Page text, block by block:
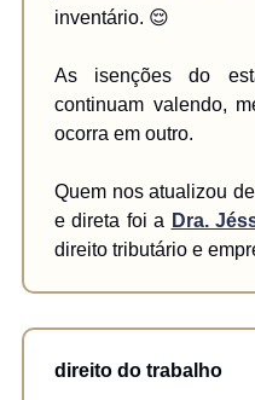
inventário. 😌
As isenções do
continuam valendo,
ocorra em outro.
Quem nos atualizou
e direta foi a Dra.
direito tributário e
direito do trabalho